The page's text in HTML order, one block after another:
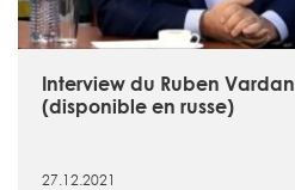
Interview du Ruben
(disponible en russe)
27.12.2021